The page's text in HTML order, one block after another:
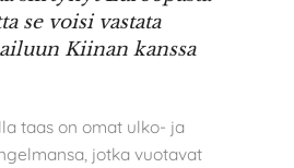
se voisi vastata
Kiinan kanssa
taas on omat ulko- ja
jotka vuotavat